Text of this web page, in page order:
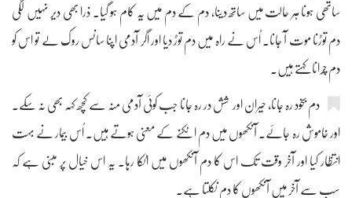
ساتھی ہونا ہر حالت میں ساتھ دینا، دم کے دم میں یہ کام ہو گیا۔ ذرا بھی دیر نہیں لگی
دم توڑنا موت آ جانا۔ اُس نے راہ میں دم توڑ دیا اور اگر آدمی اپنا سانس روک لے تو اس کو
دم چُرانا کہتے ہیں۔
دم بخود رہ جانا، حیران اور شش در رہ جانا جب کوئی آدمی منہ سے کچھ کہہ بھی نہ سکے۔
اور خاموش رہ جائے۔ آنکھوں میں دم اٹکنے کے معنی ہوتے ہیں۔ اُس بیمار نے بہت
انتظار کیا اور آخر وقت تک اس کا دم آنکھوں میں اٹکا رہا۔ یہ اس خیال پر مبنی ہے کہ
سب سے آخر میں آنکھوں کا دم نکلتا ہے۔